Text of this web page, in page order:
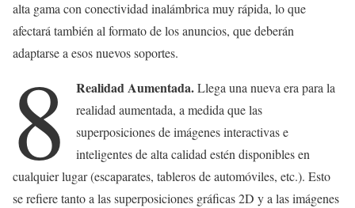
alta gama con conectividad inalámbrica muy rápida, lo que
afectará también al formato de los anuncios, que deberán
adaptarse a esos nuevos soportes.
8 Realidad Aumentada.Llega una nueva era para la
realidad aumentada, a medida que las
superposiciones de imágenes interactivas e
inteligentes de alta calidad estén disponibles en
cualquier lugar (escaparates, tableros de automóviles, etc.). Esto
se refiere tanto a las superposiciones gráficas 2D y a las imágenes